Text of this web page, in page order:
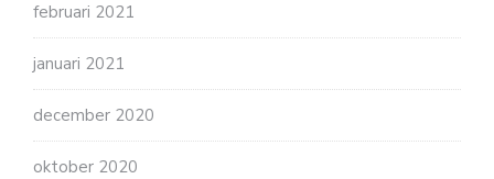
februari 2021
januari 2021
december 2020
oktober 2020